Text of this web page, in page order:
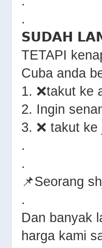
.
𝗦𝗨𝗗𝗔𝗛
TETAPI
Cuba anda
1. ❌takut ke
2. Ingin
3. ❌ takut ke
.
.
📌Seorang
.
Dan banyak
harga kami